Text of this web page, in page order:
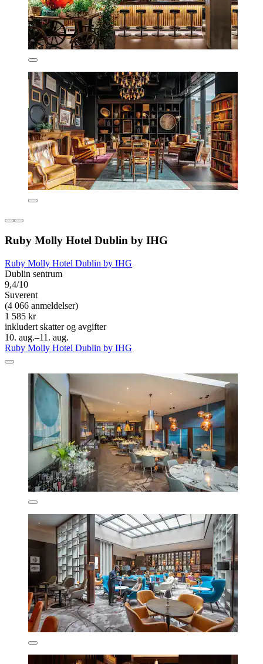
Ruby Molly Hotel Dublin by IHG
Ruby Molly Hotel Dublin by IHG
Dublin sentrum
9,4/10
Suverent
(4 066 anmeldelser)
1 585 kr
inkludert skatter og avgifter
10. aug.–11. aug.
Ruby Molly Hotel Dublin by IHG